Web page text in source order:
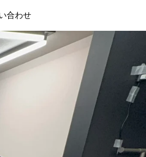
合わせ